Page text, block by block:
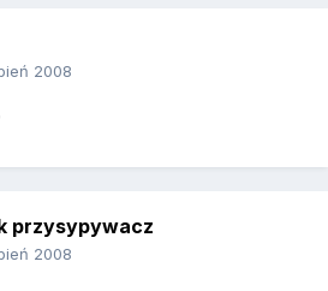
2008
przysypywacz
2008